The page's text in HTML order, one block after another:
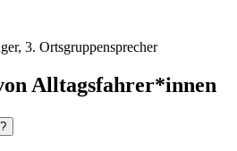
3. Ortsgruppensprecher
Alltagsfahrer*innen